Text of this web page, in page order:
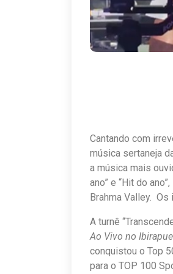
Cantando com
música sertaneja
a música mais
ano” e “Hit do
Brahma Valley.
A turnê
Ao Vivo no
conquistou o Top
para o TOP 100